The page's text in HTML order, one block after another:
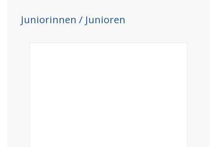
Juniorinnen / Junioren